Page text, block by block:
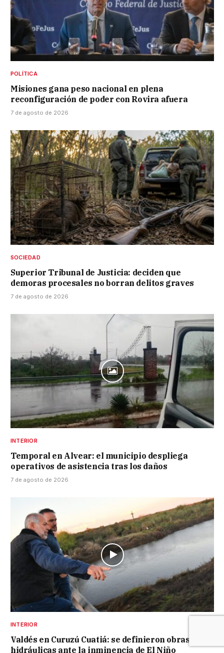
POLÍTICA
Misiones gana peso nacional en plena
reconfiguración de poder con Rovira afuera
7 de agosto de 2026
SOCIEDAD
Superior Tribunal de Justicia: deciden que
demoras procesales no borran delitos graves
7 de agosto de 2026
INTERIOR
Temporal en Alvear: el municipio despliega
operativos de asistencia tras los daños
7 de agosto de 2026
INTERIOR
Valdés en Curuzú Cuatiá: se definieron obras
hidráulicas ante la inminencia de El Niño